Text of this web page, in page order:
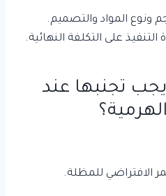
المواد والتصميم.
على التكلفة النهائية.
يجب تجنبها عند
الافتراضي للمظلة.